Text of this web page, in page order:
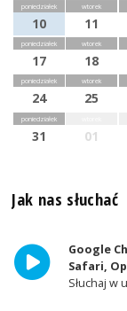
poniedziałek
10
wtorek
11
poniedziałek
17
wtorek
18
poniedziałek
24
wtorek
25
poniedziałek
31 01
Jak nas słuchać
Google
Safari,
Słuchaj w